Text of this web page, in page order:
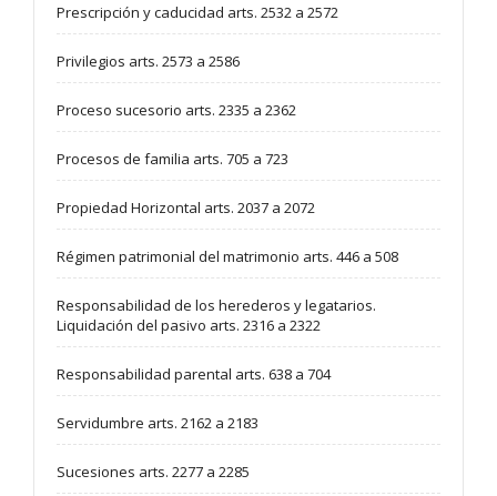
Prescripción y caducidad arts. 2532 a 2572
Privilegios arts. 2573 a 2586
Proceso sucesorio arts. 2335 a 2362
Procesos de familia arts. 705 a 723
Propiedad Horizontal arts. 2037 a 2072
Régimen patrimonial del matrimonio arts. 446 a 508
Responsabilidad de los herederos y legatarios.
Liquidación del pasivo arts. 2316 a 2322
Responsabilidad parental arts. 638 a 704
Servidumbre arts. 2162 a 2183
Sucesiones arts. 2277 a 2285